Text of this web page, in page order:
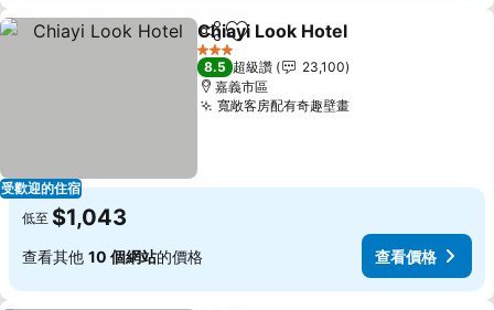
受歡迎的住宿
分享 加入我的最愛
Chiayi Look Hotel
3 星級
8.5 超級讚
23,100
嘉義市區
寬敞客房配有奇趣壁畫
低至 $1,043
查看其他 10 個網站的價格 查看價格